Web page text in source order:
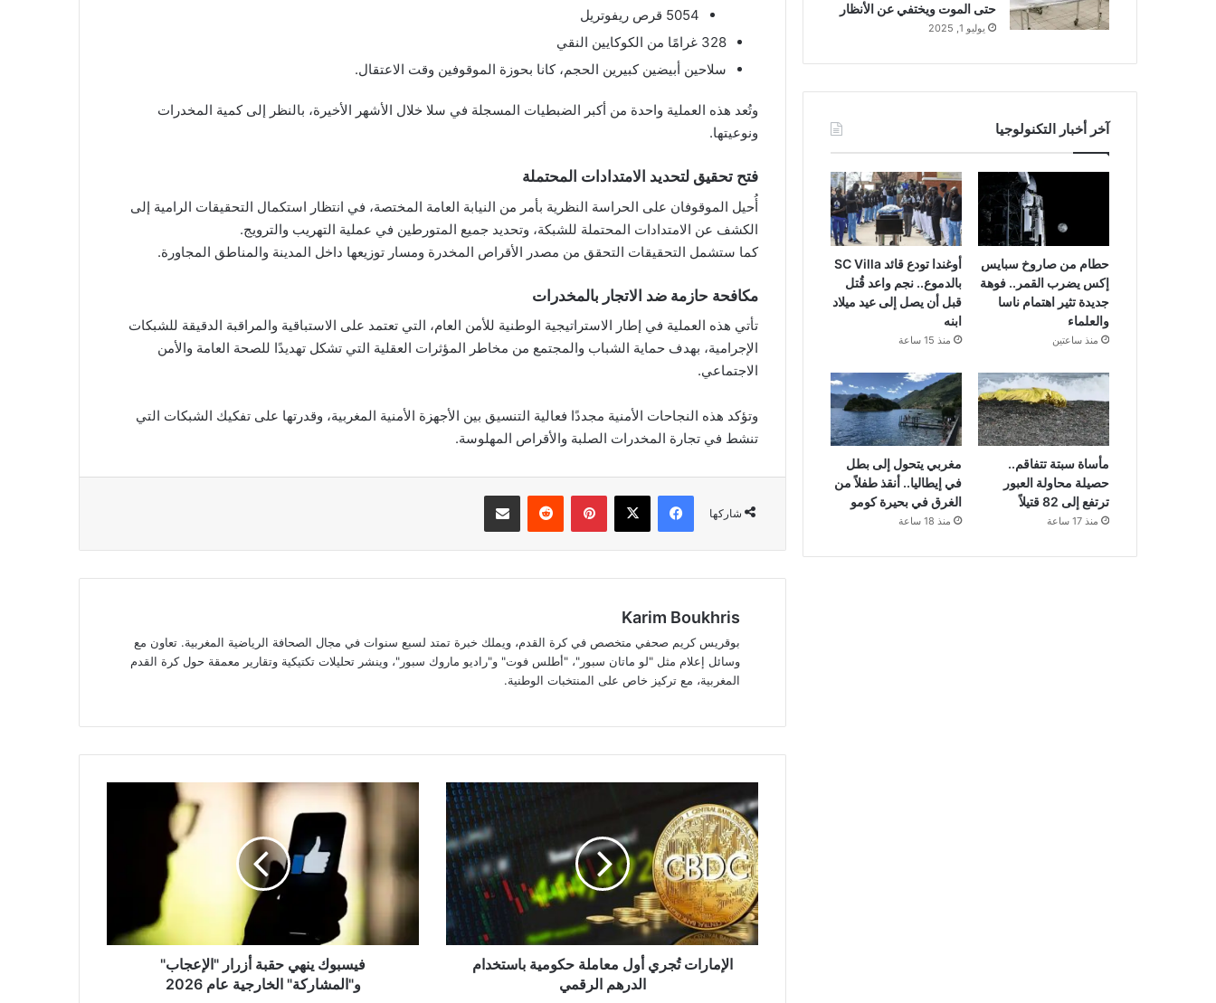
5054 قرص ريفوتريل
328 غرامًا من الكوكايين النقي
سلاحين أبيضين كبيرين الحجم، كانا بحوزة الموقوفين وقت الاعتقال.
وتُعد هذه العملية واحدة من أكبر الضبطيات المسجلة في سلا خلال الأشهر الأخيرة، بالنظر إلى كمية المخدرات
ونوعيتها.
فتح تحقيق لتحديد الامتدادات المحتملة
أُحيل الموقوفان على الحراسة النظرية بأمر من النيابة العامة المختصة، في انتظار استكمال التحقيقات الرامية إلى
الكشف عن الامتدادات المحتملة للشبكة، وتحديد جميع المتورطين في عملية التهريب والترويج.
كما ستشمل التحقيقات التحقق من مصدر الأقراص المخدرة ومسار توزيعها داخل المدينة والمناطق المجاورة.
مكافحة حازمة ضد الاتجار بالمخدرات
تأتي هذه العملية في إطار الاستراتيجية الوطنية للأمن العام، التي تعتمد على الاستباقية والمراقبة الدقيقة للشبكات
الإجرامية، بهدف حماية الشباب والمجتمع من مخاطر المؤثرات العقلية التي تشكل تهديدًا للصحة العامة والأمن
الاجتماعي.
وتؤكد هذه النجاحات الأمنية مجددًا فعالية التنسيق بين الأجهزة الأمنية المغربية، وقدرتها على تفكيك الشبكات التي
تنشط في تجارة المخدرات الصلبة والأقراص المهلوسة.
شاركها
فيسبوك ‫X بينتيريست مشاركة عبر البريد
Karim Boukhris
بوقريس كريم صحفي متخصص في كرة القدم، ويملك خبرة تمتد لسبع سنوات في مجال الصحافة الرياضية المغربية. تعاون مع
وسائل إعلام مثل "لو ماتان سبور"، "أطلس فوت" و"راديو ماروك سبور"، وينشر تحليلات تكتيكية وتقارير معمقة حول كرة القدم
المغربية، مع تركيز خاص على المنتخبات الوطنية.
تُجري
أول
معاملة
حكومية
باستخدام
الدرهم
الرقمي
الإمارات تُجري أول معاملة حكومية باستخدام
الدرهم الرقمي
فيسبوك
حقبة
"الإعجاب"
الخارجية
2026
فيسبوك ينهي حقبة أزرار "الإعجاب"
و"المشاركة" الخارجية عام 2026
حتى الموت ويختفي عن الأنظار
يوليو 1, 2025
آخر أخبار التكنولوجيا
حطام من صاروخ سبايس
إكس يضرب القمر.. فوهة
جديدة تثير اهتمام ناسا
والعلماء
منذ ساعتين
أوغندا تودع قائد SC Villa
بالدموع.. نجم واعد قُتل
قبل أن يصل إلى عيد ميلاد
ابنه
منذ 15 ساعة
مأساة سبتة تتفاقم..
حصيلة محاولة العبور
ترتفع إلى 82 قتيلاً
منذ 17 ساعة
مغربي يتحول إلى بطل
في إيطاليا.. أنقذ طفلاً من
الغرق في بحيرة كومو
منذ 18 ساعة